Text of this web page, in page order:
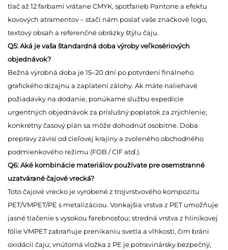
tlač až 12 farbami vrátane CMYK, spotfarieb Pantone a efektu
kovových atramentov – stačí nám poslať vaše značkové logo,
textový obsah a referenčné obrázky štýlu čaju.
Q5: Aká je vaša štandardná doba výroby veľkosériových
objednávok?
Bežná výrobná doba je 15–20 dní po potvrdení finálneho
grafického dizajnu a zaplatení zálohy. Ak máte naliehavé
požiadavky na dodanie, ponúkame službu expedície
urgentných objednávok za príslušný poplatok za zrýchlenie;
konkrétny časový plán sa môže dohodnúť osobitne. Doba
prepravy závisí od cieľovej krajiny a zvoleného obchodného
podmienkového režimu (FOB / CIF atď.).
Q6: Aké kombinácie materiálov používate pre osemstranné
uzatvárané čajové vrecká?
Toto čajové vrecko je vyrobené z trojvrstvového kompozitu
PET/VMPET/PE s metalizáciou. Vonkajšia vrstva z PET umožňuje
jasné tlačenie s vysokou farebnosťou; stredná vrstva z hliníkovej
fólie VMPET zabraňuje prenikaniu svetla a vlhkosti, čím bráni
oxidácii čaju; vnútorná vložka z PE je potravinársky bezpečný,